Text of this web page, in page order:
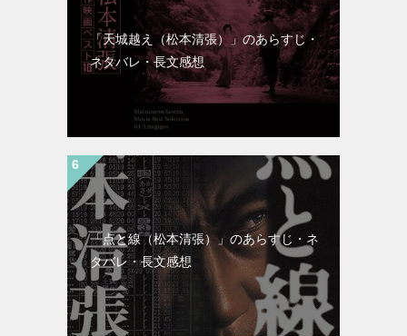
「天城越え（松本清張）」のあらすじ・
ネタバレ・長文感想
「点と線（松本清張）」のあらすじ・ネ
タバレ・長文感想